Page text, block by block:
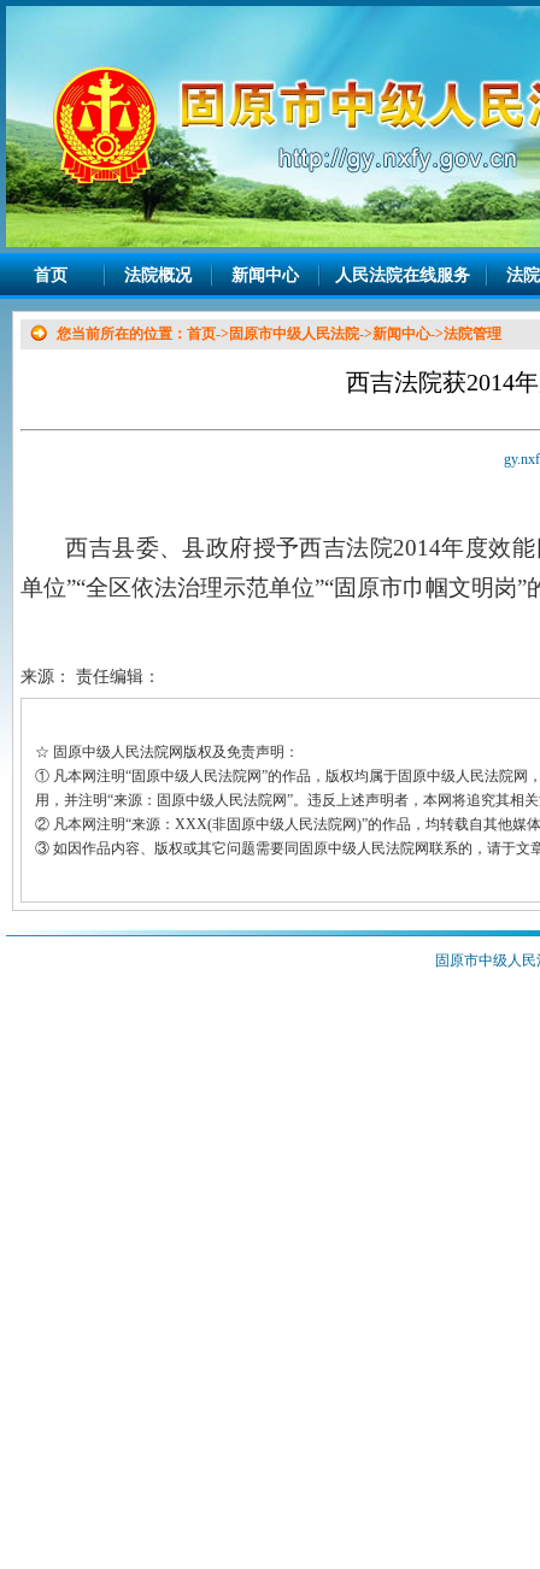
首页 法院概况 新闻中心 人民法院在线服务 法
您当前所在的位置： 首页->固原市中级人民法院->新闻中心->法院管理
西吉法院获2014
西吉县委、县政府授予西吉法院2014年度效
单位”“全区依法治理示范单位”“固原市巾帼文明岗
来源： 责任编辑：
☆ 固原中级人民法院网版权及免责声明：
① 凡本网注明“固原中级人民法院网”的作品，版权均属于固原中级人民法院
用，并注明“来源：固原中级人民法院网”。违反上述声明者，本网将追究其相
② 凡本网注明“来源：XXX(非固原中级人民法院网)”的作品，均转载自其他媒
③ 如因作品内容、版权或其它问题需要同固原中级人民法院网联系的，请于文
固原市中级人